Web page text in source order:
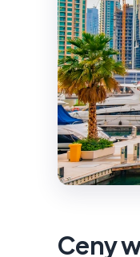
Ceny